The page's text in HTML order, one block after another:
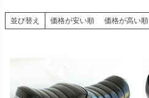
並び替え 価格が安い順 価格が高い順